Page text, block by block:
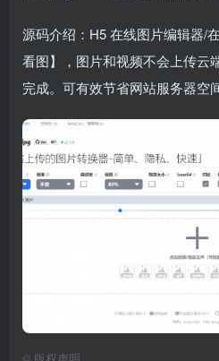
源码介绍：H5 在线图片编辑器/
看图】，图片和视频不会上传云
完成。可有效节省网站服务器空